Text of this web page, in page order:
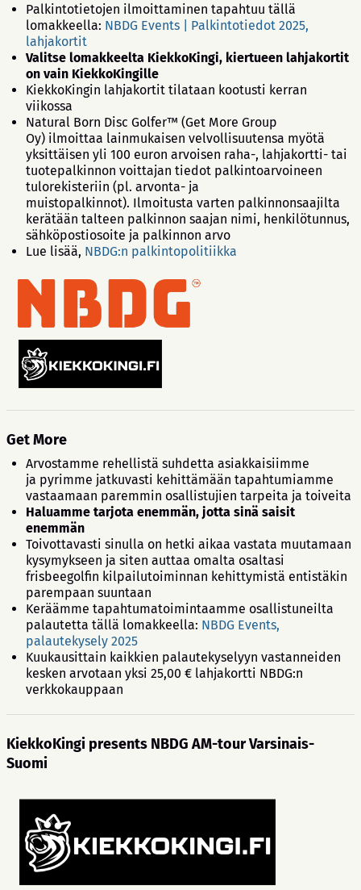
Palkintotietojen ilmoittaminen tapahtuu tällä
lomakkeella: NBDG Events | Palkintotiedot 2025,
lahjakortit
Valitse lomakkeelta KiekkoKingi, kiertueen lahjakortit
on vain KiekkoKingille
KiekkoKingin lahjakortit tilataan kootusti kerran
viikossa
Natural Born Disc Golfer™ (Get More Group
Oy) ilmoittaa lainmukaisen velvollisuutensa myötä
yksittäisen yli 100 euron arvoisen raha-, lahjakortti- tai
tuotepalkinnon voittajan tiedot palkintoarvoineen
tulorekisteriin (pl. arvonta- ja
muistopalkinnot). Ilmoitusta varten palkinnonsaajilta
kerätään talteen palkinnon saajan nimi, henkilötunnus,
sähköpostiosoite ja palkinnon arvo
Lue lisää, NBDG:n palkintopolitiikka
Get More
Arvostamme rehellistä suhdetta asiakkaisiimme
ja pyrimme jatkuvasti kehittämään tapahtumiamme
vastaamaan paremmin osallistujien tarpeita ja toiveita
Haluamme tarjota enemmän, jotta sinä saisit
enemmän
Toivottavasti sinulla on hetki aikaa vastata muutamaan
kysymykseen ja siten auttaa omalta osaltasi
frisbeegolfin kilpailutoiminnan kehittymistä entistäkin
parempaan suuntaan
Keräämme tapahtumatoimintaamme osallistuneilta
palautetta tällä lomakkeella: NBDG Events,
palautekysely 2025
Kuukausittain kaikkien palautekyselyyn vastanneiden
kesken arvotaan yksi 25,00 € lahjakortti NBDG:n
verkkokauppaan
KiekkoKingi presents NBDG AM-tour Varsinais-
Suomi